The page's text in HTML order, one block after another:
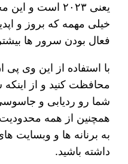
یعنی ۲۰۲۳ است
خیلی مهمه که بروز و
فعال بودن سرور ها
با استفاده از این وی پی
محافظت کنید و از
شما رو ردیابی و
همچنین از همه محدودیت
به برنانه ها و وبسایت
داشته باشید.